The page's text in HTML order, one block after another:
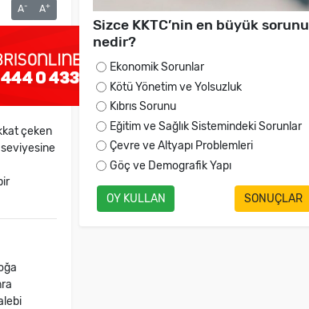
A- A+
çeken
Sizce KKTC’nin en büyük sorunu
nedir?
Ekonomik Sorunlar
Kötü Yönetim ve Yolsuzluk
Kıbrıs Sorunu
Eğitim ve Sağlık Sistemindeki Sorunlar
Çevre ve Altyapı Problemleri
Göç ve Demografik Yapı
OY KULLAN SONUÇLAR